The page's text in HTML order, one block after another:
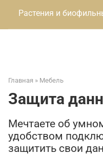
Растения и
Главная » Мебель
Защита
Мечтаете об
удобством
защитить свои